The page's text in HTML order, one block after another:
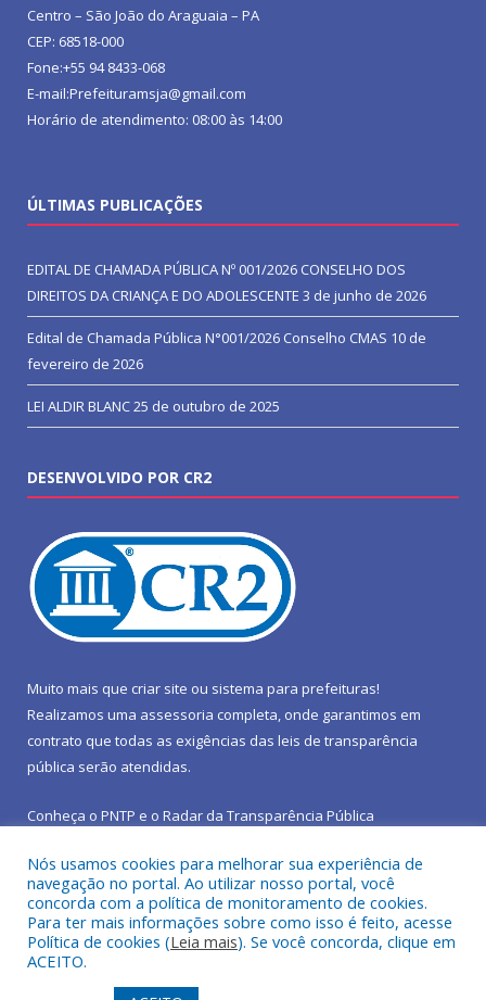
Centro – São João do Araguaia – PA
CEP: 68518-000
Fone:+55 94 8433-068
E-mail:Prefeituramsja@gmail.com
Horário de atendimento: 08:00 às 14:00
ÚLTIMAS PUBLICAÇÕES
EDITAL DE CHAMADA PÚBLICA Nº 001/2026 CONSELHO DOS
DIREITOS DA CRIANÇA E DO ADOLESCENTE 3 de junho de 2026
Edital de Chamada Pública N°001/2026 Conselho CMAS 10 de
fevereiro de 2026
LEI ALDIR BLANC25 de outubro de 2025
DESENVOLVIDO POR CR2
Muito mais que criar site ou sistema para prefeituras!
Realizamos uma assessoria completa, onde garantimos em
contrato que todas as exigências das leis de transparência
pública serão atendidas.
Conheça o PNTP e o Radar da Transparência Pública
Todos os direitos reservados a Prefeitura Municipal de São João
do Araguaia.
Nós usamos cookies para melhorar sua experiência de
navegação no portal. Ao utilizar nosso portal, você
concorda com a política de monitoramento de cookies.
Para ter mais informações sobre como isso é feito, acesse
Política de cookies (Leia mais). Se você concorda, clique em
ACEITO.